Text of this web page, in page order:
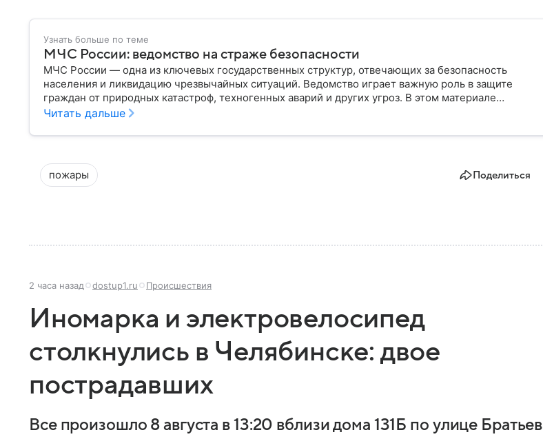
Узнать больше по теме
МЧС России: ведомство на страже безопасности
МЧС России — одна из ключевых государственных структур, отвечающих за безопасность
населения и ликвидацию чрезвычайных ситуаций. Ведомство играет важную роль в защите
граждан от природных катастроф, техногенных аварий и других угроз. В этом материале
разбираем, что представляет собой МЧС, как оно устроено, какие задачи выполняет и какую роль
Читать дальше
пожары Поделиться
2 часа назад dostup1.ru Происшествия
Иномарка и электровелосипед
столкнулись в Челябинске: двое
пострадавших
Все произошло 8 августа в 13:20 вблизи дома 131Б по улице Братьев